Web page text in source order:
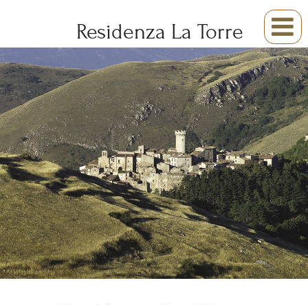

Residenza La Torre